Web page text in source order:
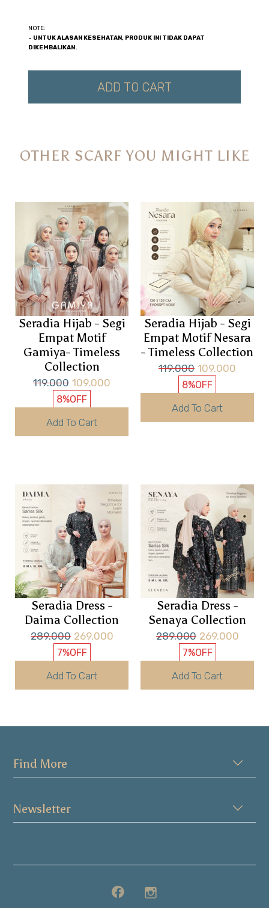
NOTE:
- UNTUK ALASAN KESEHATAN, PRODUK INI TIDAK DAPAT
DIKEMBALIKAN.
ADD TO CART
OTHER SCARF YOU MIGHT LIKE
Seradia Hijab - Segi
Empat Motif
Gamiya- Timeless
Collection
119.000 109.000
8%OFF
Add To Cart
Seradia Hijab - Segi
Empat Motif Nesara
- Timeless Collection
119.000 109.000
8%OFF
Add To Cart
Seradia Dress -
Daima Collection
289.000 269.000
7%OFF
Add To Cart
Seradia Dress -
Senaya Collection
289.000 269.000
7%OFF
Add To Cart
Find More
Newsletter